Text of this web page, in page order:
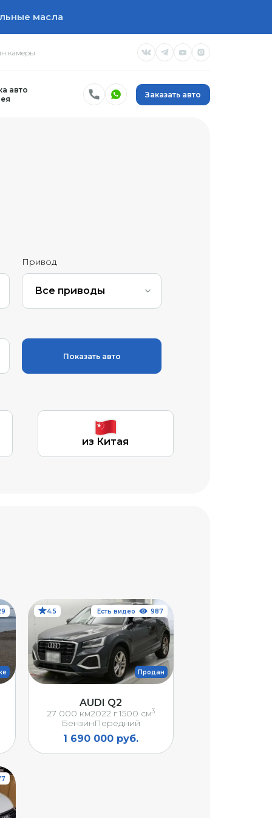
масла
камеры
авто
Заказать авто
Привод
Все приводы
Показать авто
из Китая
4.5 Есть видеообзор
Продан
987
AUDI Q2
1 690 000 руб.
27 000 км2022 г.1500 см3
БензинПередний